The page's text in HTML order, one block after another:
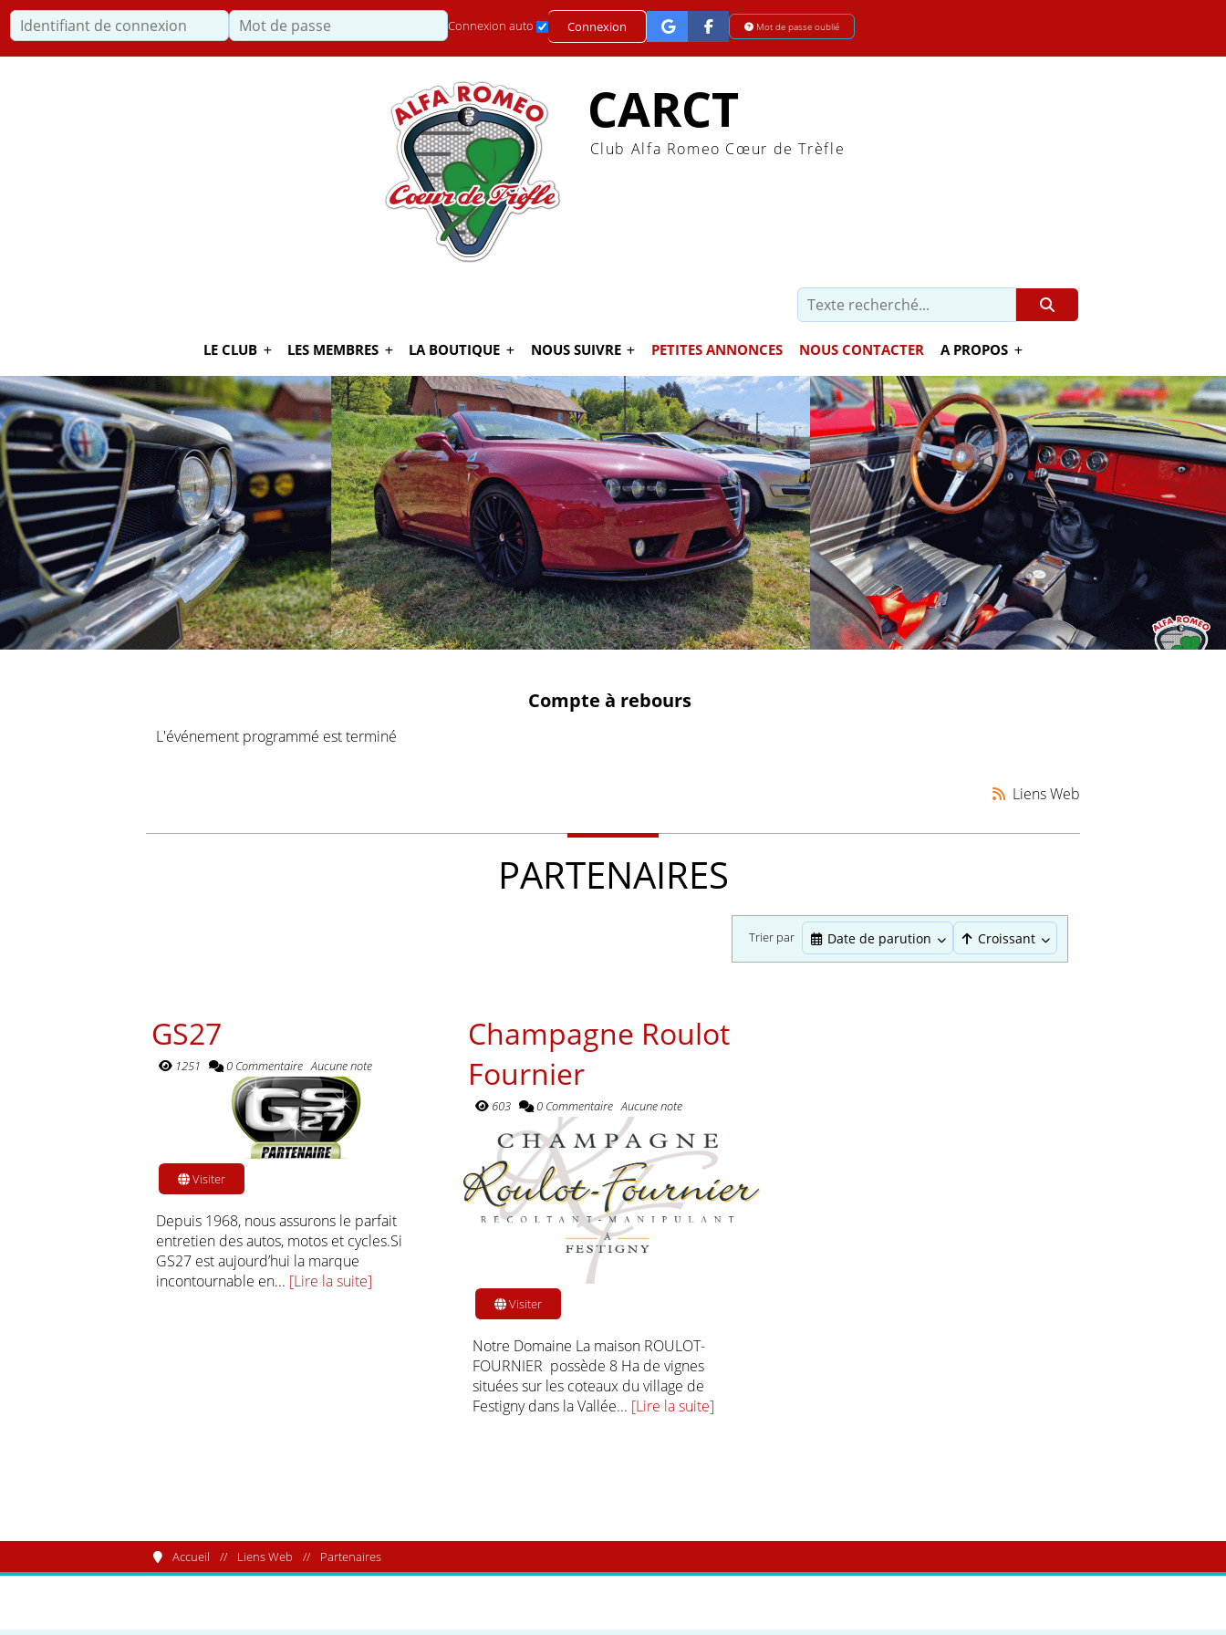
Identifiant de connexion Mot de passe
Connexion auto Connexion Mot de passe oublié
CARCT
Club Alfa Romeo Cœur de Trèfle
LE CLUB LES MEMBRES LA BOUTIQUE NOUS SUIVRE PETITES ANNONCES NOUS CONTACTER A PROPOS
Compte à rebours
L'événement programmé est terminé
Liens Web
PARTENAIRES
Trier par Date de parution Croissant
GS27
1251 0 Commentaire Aucune note
Visiter
Depuis 1968, nous assurons le parfait
entretien des autos, motos et cycles.Si
GS27 est aujourd’hui la marque
incontournable en... [Lire la suite]
Champagne Roulot
Fournier
603 0 Commentaire Aucune note
Visiter
Notre Domaine La maison ROULOT-
FOURNIER possède 8 Ha de vignes
situées sur les coteaux du village de
Festigny dans la Vallée... [Lire la suite]
Accueil Liens Web Partenaires